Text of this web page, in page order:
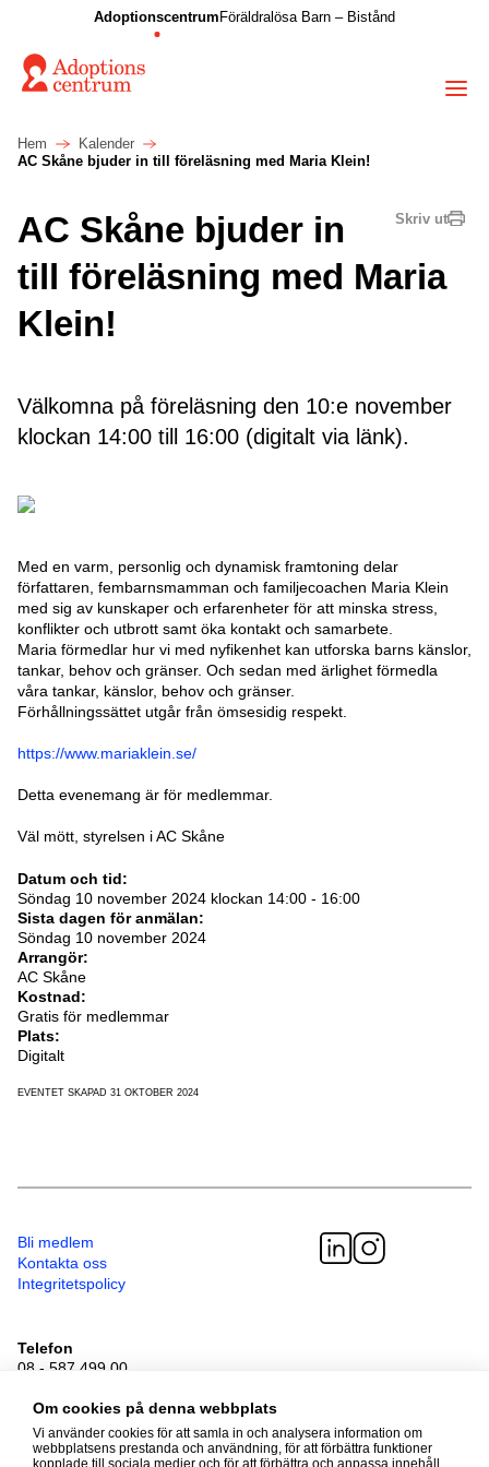
Adoptionscentrum Föräldralösa Barn – Bistånd
Hem
Kalender
AC Skåne bjuder in till föreläsning med Maria Klein!
Skriv ut
AC Skåne bjuder in
till föreläsning med Maria
Klein!
Välkomna på föreläsning den 10:e november
klockan 14:00 till 16:00 (digitalt via länk).
Med en varm, personlig och dynamisk framtoning delar
författaren, fembarnsmamman och familjecoachen Maria Klein
med sig av kunskaper och erfarenheter för att minska stress,
konflikter och utbrott samt öka kontakt och samarbete.
Maria förmedlar hur vi med nyfikenhet kan utforska barns känslor,
tankar, behov och gränser. Och sedan med ärlighet förmedla
våra tankar, känslor, behov och gränser.
Förhållningssättet utgår från ömsesidig respekt.
https://www.mariaklein.se/
Detta evenemang är för medlemmar.
Väl mött, styrelsen i AC Skåne
Datum och tid:
Söndag 10 november 2024 klockan 14:00 - 16:00
Sista dagen för anmälan:
Söndag 10 november 2024
Arrangör:
AC Skåne
Kostnad:
Gratis för medlemmar
Plats:
Digitalt
EVENTET SKAPAD 31 OKTOBER 2024
Bli medlem
Kontakta oss
Integritetspolicy
Telefon
08 - 587 499 00
Sveavägen 41
111 34 Stockholm
Om cookies på denna webbplats
Vi använder cookies för att samla in och analysera information om
webbplatsens prestanda och användning, för att förbättra funktioner
kopplade till sociala medier och för att förbättra och anpassa innehåll